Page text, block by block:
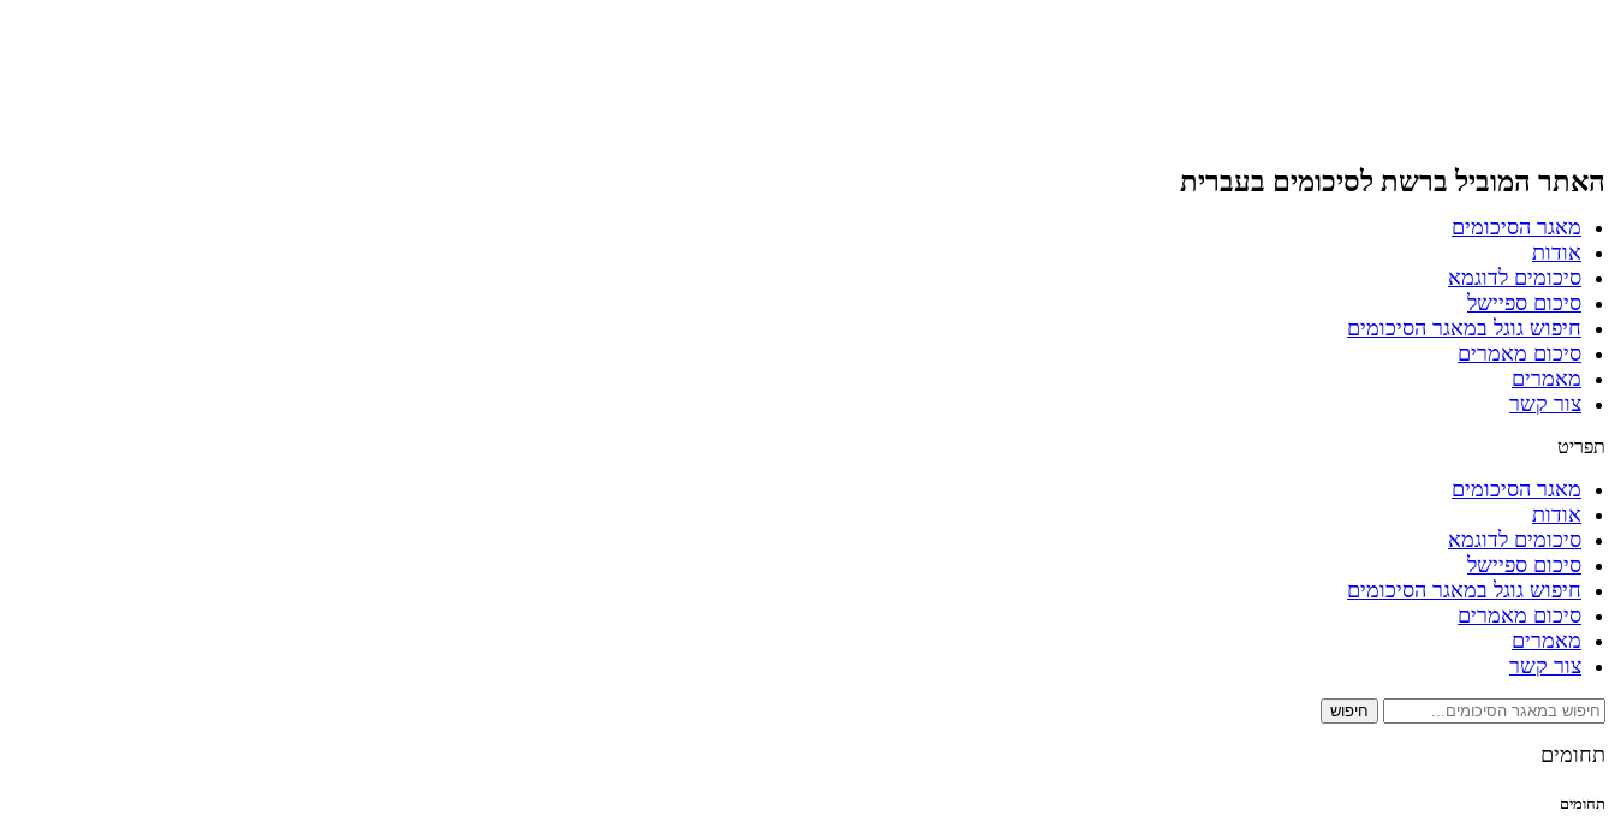
האתר המוביל ברשת לסיכומים בעברית
מאגר הסיכומים
אודות
סיכומים לדוגמא
סיכום ספיישל
חיפוש גוגל במאגר הסיכומים
סיכום מאמרים
מאמרים
צור קשר
תפריט
מאגר הסיכומים
אודות
סיכומים לדוגמא
סיכום ספיישל
חיפוש גוגל במאגר הסיכומים
סיכום מאמרים
מאמרים
צור קשר
חיפוש
תחומים
תחומים